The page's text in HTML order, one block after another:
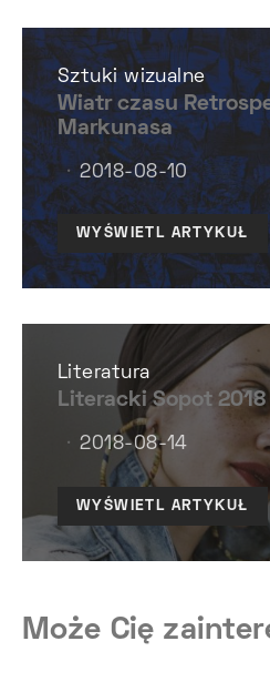
Sztuki wizualne
Wiatr czasu
Markunasa
2018-08-10
WYŚWIETL ARTYKUŁ
Literatura
Literacki Sopot 2018
2018-08-14
WYŚWIETL ARTYKUŁ
Może Cię